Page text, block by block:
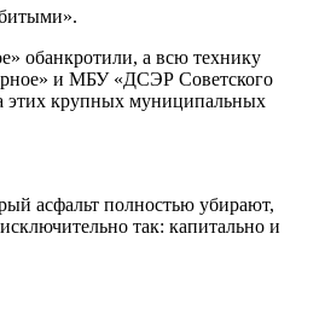
обанкротили, а всю технику
и МБУ «ДСЭР Советского
этих крупных муниципальных
асфальт полностью убирают,
так: капитально и